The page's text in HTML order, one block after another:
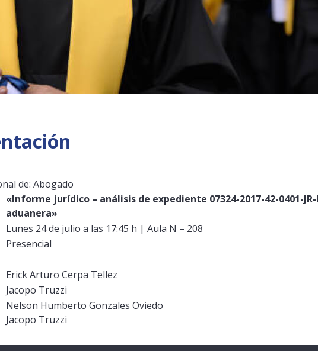
de: Abogado
«Informe jurídico – análisis de expediente 07324-2017-42-0401-
aduanera»
Lunes 24 de julio a las 17:45 h | Aula N – 208
Presencial
Erick Arturo Cerpa Tellez
Jacopo Truzzi
Nelson Humberto Gonzales Oviedo
Jacopo Truzzi